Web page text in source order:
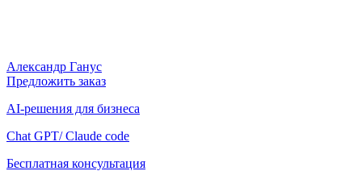
Александр Ганус
Предложить заказ
AI-решения для бизнеса
Chat GPT/ Сlaude code
Бесплатная консультация